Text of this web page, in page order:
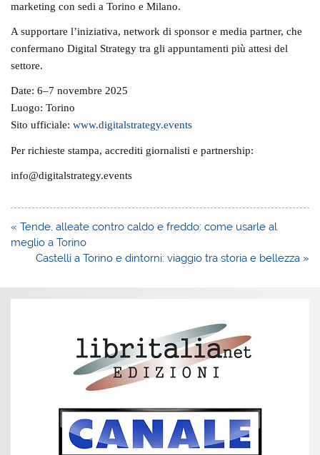
marketing con sedi a Torino e Milano.
A supportare l’iniziativa,network di sponsor e media partner, che
confermano Digital Strategy tra gli appuntamenti più attesi del
settore.
Date: 6–7 novembre 2025
Luogo: Torino
Sito ufficiale: www.digitalstrategy.events
Perrichieste stampa, accrediti giornalisti e partnership:
info@digitalstrategy.events
Navigazione
articoli
« Tende, alleate contro caldo e freddo: come usarle al
meglio a Torino
Castelli a Torino e dintorni: viaggio tra storia e bellezza »